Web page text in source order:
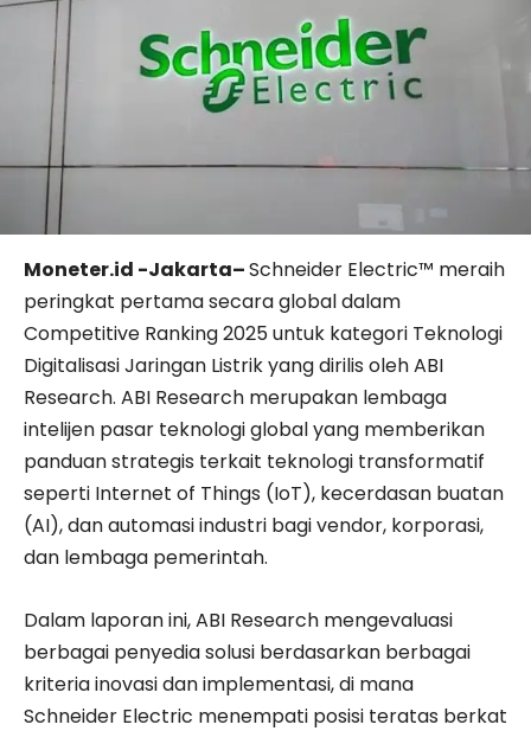
Moneter.id -Jakarta–Schneider Electric™ meraih
peringkat pertama secara global dalam
Competitive Ranking 2025 untuk kategori Teknologi
Digitalisasi Jaringan Listrik yang dirilis oleh ABI
Research. ABI Research merupakan lembaga
intelijen pasar teknologi global yang memberikan
panduan strategis terkait teknologi transformatif
seperti Internet of Things (IoT), kecerdasan buatan
(AI), dan automasi industri bagi vendor, korporasi,
dan lembaga pemerintah.
Dalam laporan ini, ABI Research mengevaluasi
berbagai penyedia solusi berdasarkan berbagai
kriteria inovasi dan implementasi, di mana
Schneider Electric menempati posisi teratas berkat